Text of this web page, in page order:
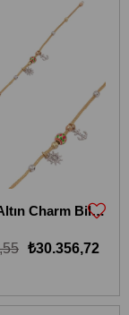
14 Ayar Altın Charm Bileklik 14KBLKİ20
₺30.356,72